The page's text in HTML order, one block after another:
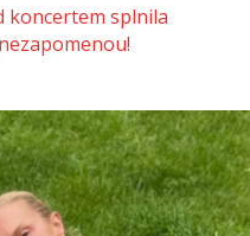
koncertem splnila